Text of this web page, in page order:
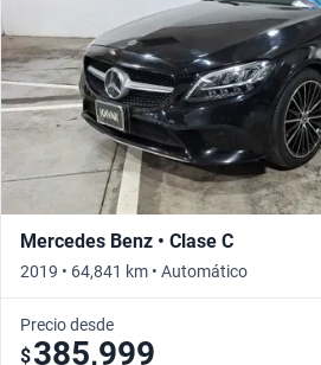
Mercedes Benz • Clase C
2019 • 64,841 km • Automático
Precio desde
$385,999